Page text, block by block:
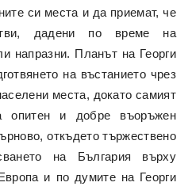
си места и да приемат, че
дадени по време на
напразни. Планът на Георги
на въстанието чрез
места, докато самият
опитен и добре въоръжен
откъдето тържествено
на България върху
и по думите на Георги